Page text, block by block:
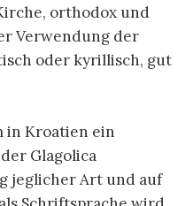
orthodox und
Verwendung der
oder kyrillisch, gut
in Kroatien ein
Glagolica
jeglicher Art und auf